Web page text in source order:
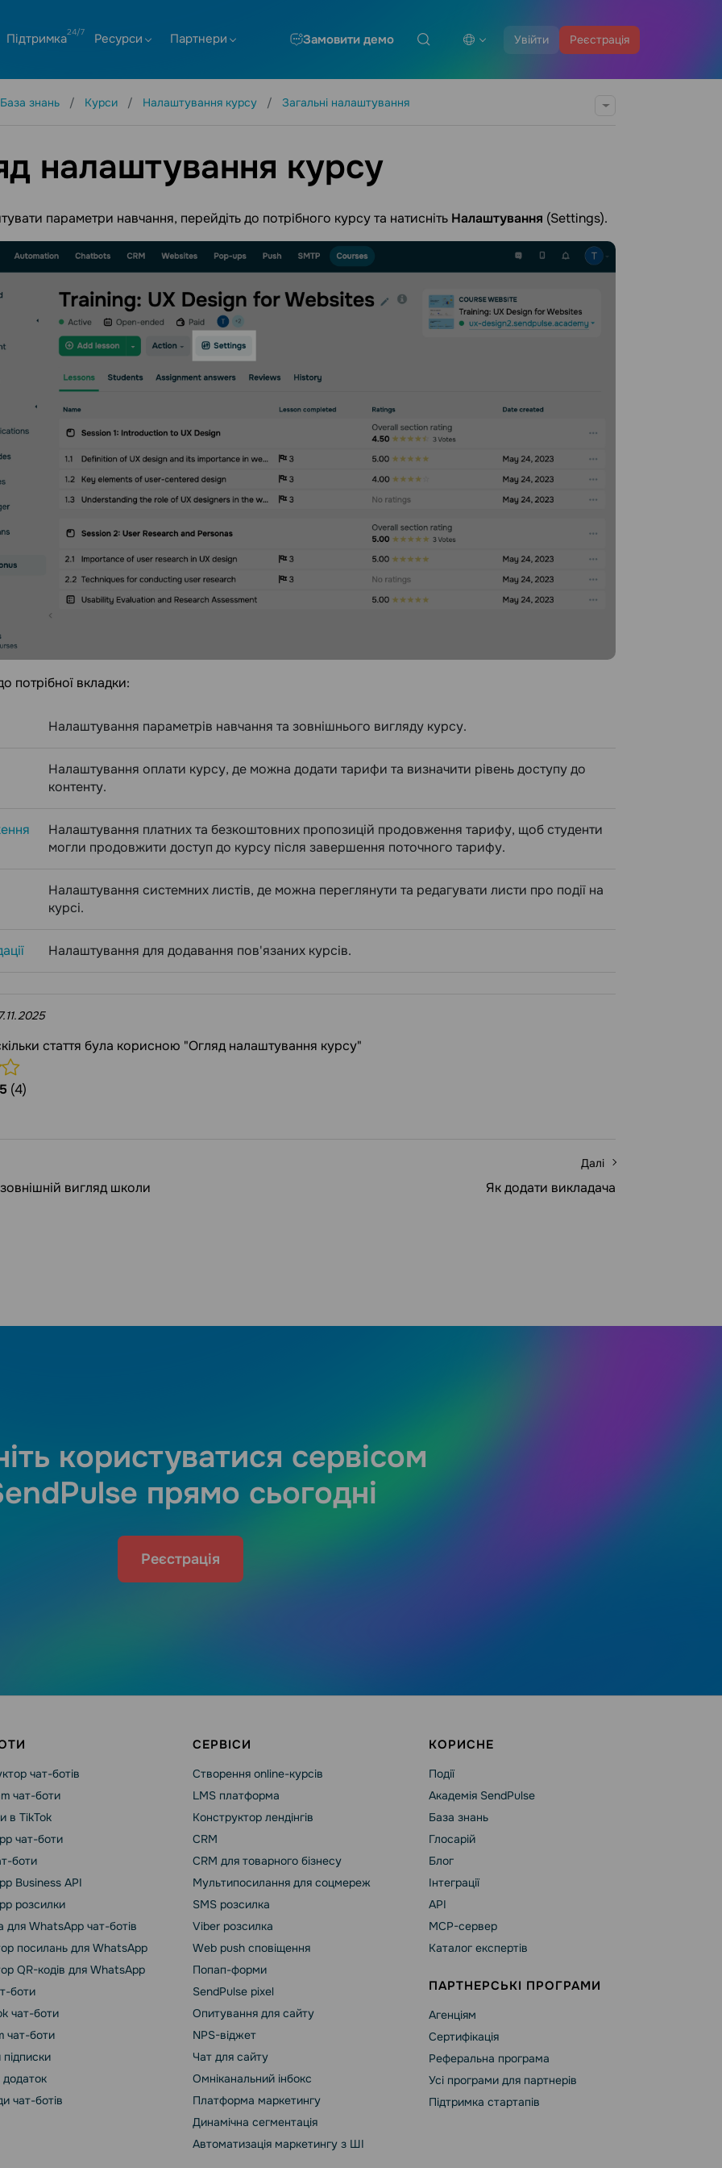
Увійти Реєстрація
Підтримка Ресурси Партнери Замовити демо
База знань Курси Налаштування курсу Загальні налаштування
налаштування курсу
параметри навчання, перейдіть до потрібного курсу та натисніть Налаштування (Settings).
потрібної вкладки:
Налаштування параметрів навчання та зовнішнього вигляду курсу.
Налаштування оплати курсу, де можна додати тарифи та визначити рівень доступу до
контенту.
Налаштування платних та безкоштовних пропозицій продовження тарифу, щоб студенти
могли продовжити доступ до курсу після завершення поточного тарифу.
Налаштування системних листів, де можна переглянути та редагувати листи про події на
курсі.
Налаштування для додавання пов'язаних курсів.
стаття була корисною "Огляд налаштування курсу"
5 (4)
вигляд школи
Далі
Як додати викладача
користуватися сервісом
прямо сьогодні
Реєстрація
чат-ботів
чат-боти
в TikTok
чат-боти
боти
Business API
розсилки
для WhatsApp чат-ботів
посилань для WhatsApp
QR-кодів для WhatsApp
боти
чат-боти
чат-боти
чат-ботів
СЕРВІСИ
Створення online-курсів
LMS платформа
Конструктор лендінгів
CRM
CRM для товарного бізнесу
Мультипосилання для соцмереж
SMS розсилка
Viber розсилка
Web push сповіщення
Попап-форми
SendPulse pixel
Опитування для сайту
NPS-віджет
Чат для сайту
Омніканальний інбокс
Платформа маркетингу
Динамічна сегментація
Автоматизація маркетингу з ШІ
КОРИСНЕ
Події
Академія SendPulse
База знань
Глосарій
Блог
Інтеграції
API
MCP-сервер
Каталог експертів
ПАРТНЕРСЬКІ ПРОГРАМИ
Агенціям
Сертифікація
Реферальна програма
Усі програми для партнерів
Підтримка стартапів